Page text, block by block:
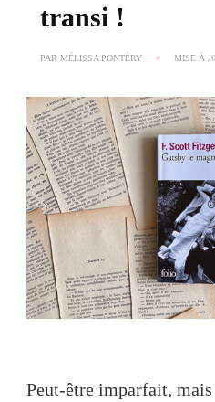
transi !
PAR MÉLISSA PONTÉRY MISE À
Peut-être imparfait, mais